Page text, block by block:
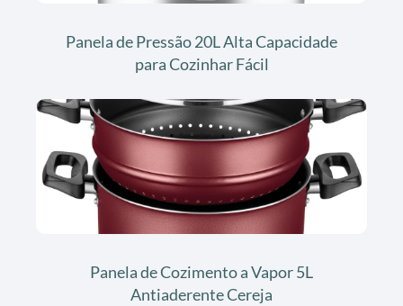
Panela de Pressão 20L Alta Capacidade
para Cozinhar Fácil
Panela de Cozimento a Vapor 5L
Antiaderente Cereja